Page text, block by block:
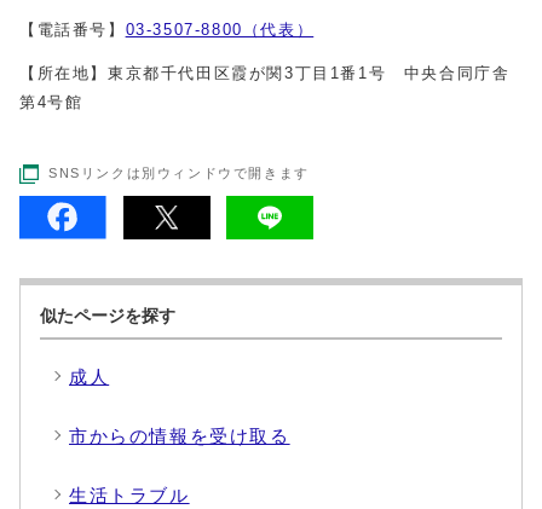
【電話番号】 03-3507-8800（代表）
【所在地】東京都千代田区霞が関3丁目1番1号 中央合同庁舎
第4号館
SNSリンクは別ウィンドウで開きます
似たページを探す
成人
市からの情報を受け取る
生活トラブル